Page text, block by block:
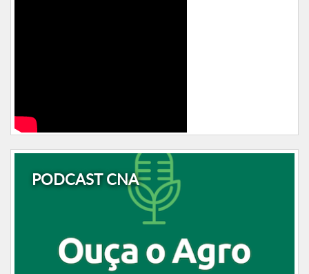
PODCAST CNA